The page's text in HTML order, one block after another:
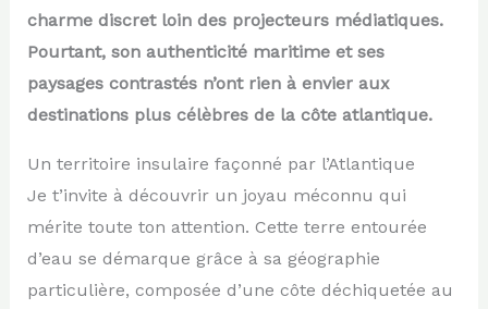
charme discret loin des projecteurs médiatiques.
Pourtant, son authenticité maritime et ses
paysages contrastés n’ont rien à envier aux
destinations plus célèbres de la côte atlantique.
Un territoire insulaire façonné par l’Atlantique
Je t’invite à découvrir un joyau méconnu qui
mérite toute ton attention. Cette terre entourée
d’eau se démarque grâce à sa géographie
particulière, composée d’une côte déchiquetée au